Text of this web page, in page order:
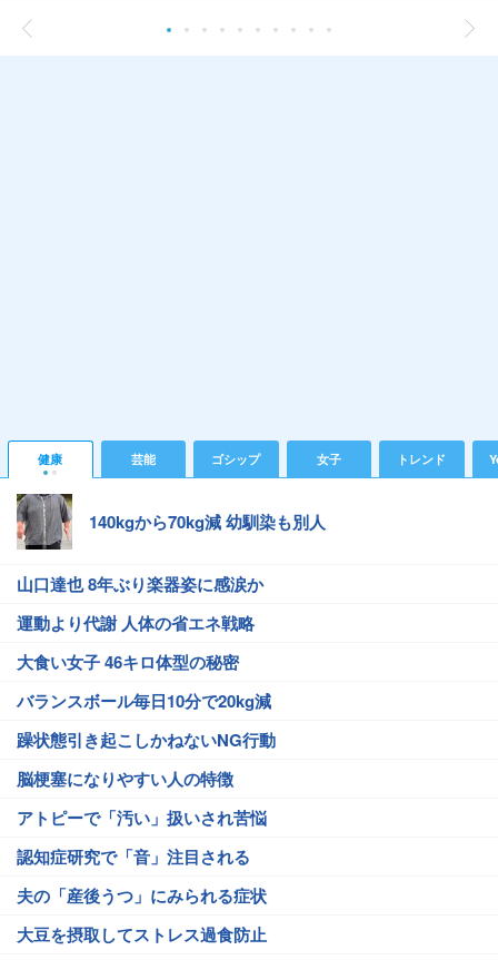
健康 芸能 ゴシップ 女子 トレンド
140kgから70kg減 幼馴染も別人
山口達也 8年ぶり楽器姿に感涙か
運動より代謝 人体の省エネ戦略
大食い女子 46キロ体型の秘密
バランスボール毎日10分で20kg減
躁状態引き起こしかねないNG行動
脳梗塞になりやすい人の特徴
アトピーで「汚い」扱いされ苦悩
認知症研究で「音」注目される
夫の「産後うつ」にみられる症状
大豆を摂取してストレス過食防止